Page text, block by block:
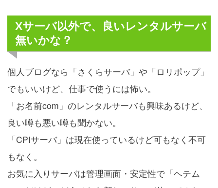
Xサーバ以外で、良いレンタルサーバ
無いかな？
個人ブログなら「さくらサーバ」や「ロリポップ」
でもいいけど、仕事で使うには怖い。
「お名前com」のレンタルサーバも興味あるけど、
良い噂も悪い噂も聞かない。
「CPIサーバ」は現在使っているけど可もなく不可
もなく。
お気に入りサーバは管理画面・安定性で「ヘテム